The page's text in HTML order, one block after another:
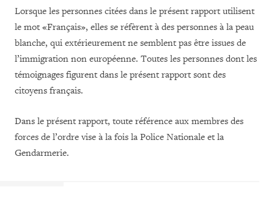
Lorsque les personnes citées dans le présent rapport utilisent
le mot «Français», elles se réfèrent à des personnes à la peau
blanche, qui extérieurement ne semblent pas être issues de
l’immigration non européenne. Toutes les personnes dont les
témoignages figurent dans le présent rapport sont des
citoyens français.
Dans le présent rapport, toute référence aux membres des
forces de l’ordre vise à la fois la Police Nationale et la
Gendarmerie.